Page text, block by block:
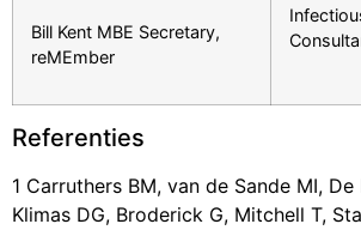
Bill Kent MBE Secretary,
reMEmber
Referenties
1 Carruthers BM, van de Sande MI,
Klimas DG, Broderick G, Mitchell T,